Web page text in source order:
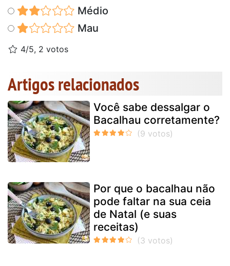
Médio
Mau
4/5, 2 votos
Artigos relacionados
Você sabe dessalgar o
Bacalhau corretamente?
Por que o bacalhau não
pode faltar na sua ceia
de Natal (e suas
receitas)